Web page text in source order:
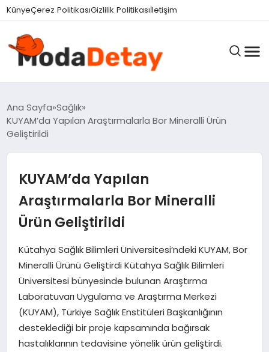
felix markets 360
felix markets yatırım
felix markets pro
felix markets
felix markets app
KünyeÇerez PolitikasıGizlilik Politikasıİletişim
GÜNDEM
DÜNYA
EĞITIM
MAGAZIN
SAĞLIK
Ana Sayfa Sağlık
KUYAM’da Yapılan Araştırmalarla Bor Mineralli Ürün
Geliştirildi
KUYAM’da Yapılan
Araştırmalarla Bor Mineralli
Ürün Geliştirildi
Kütahya Sağlık Bilimleri Üniversitesi’ndeki KUYAM, Bor
Mineralli Ürünü Geliştirdi Kütahya Sağlık Bilimleri
Üniversitesi bünyesinde bulunan Araştırma
Laboratuvarı Uygulama ve Araştırma Merkezi
(KUYAM), Türkiye Sağlık Enstitüleri Başkanlığının
desteklediği bir proje kapsamında bağırsak
hastalıklarının tedavisine yönelik ürün geliştirdi.